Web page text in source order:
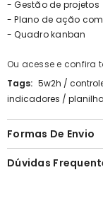
- Gestão de projetos
- Plano de ação
- Quadro kanban
Ou acesse e confira
Tags: 5w2h /
indicadores /
Formas De Envio
Dúvidas